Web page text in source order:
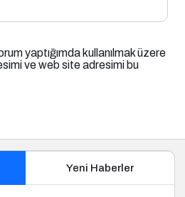
yaptığımda kullanılmak üzere
ve web site adresimi bu
Yeni Haberler